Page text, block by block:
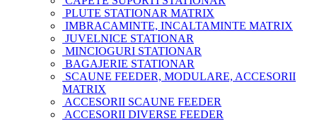
PLUTE STATIONAR MATRIX
IMBRACAMINTE, INCALTAMINTE MATRIX
JUVELNICE STATIONAR
MINCIOGURI STATIONAR
BAGAJERIE STATIONAR
SCAUNE FEEDER, MODULARE, ACCESORII
MATRIX
ACCESORII SCAUNE FEEDER
ACCESORII DIVERSE FEEDER